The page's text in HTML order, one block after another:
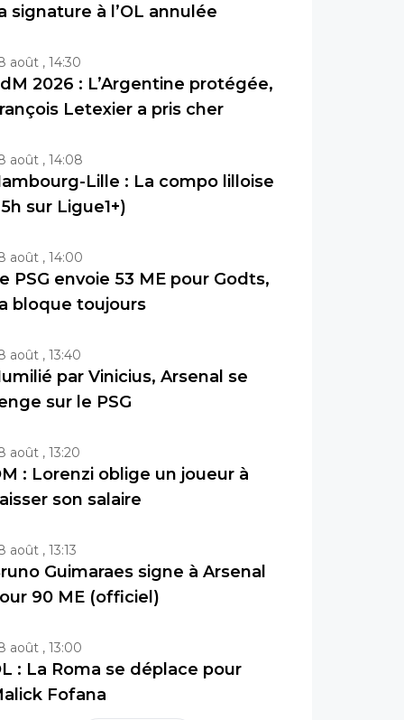
signature à l’OL annulée
août , 14:30
2026 : L’Argentine protégée,
Letexier a pris cher
août , 14:08
Lille : La compo lilloise
sur Ligue1+)
août , 14:00
PSG envoie 53 ME pour Godts,
bloque toujours
août , 13:40
par Vinicius, Arsenal se
sur le PSG
août , 13:20
: Lorenzi oblige un joueur à
son salaire
août , 13:13
Guimaraes signe à Arsenal
90 ME (officiel)
août , 13:00
: La Roma se déplace pour
Fofana